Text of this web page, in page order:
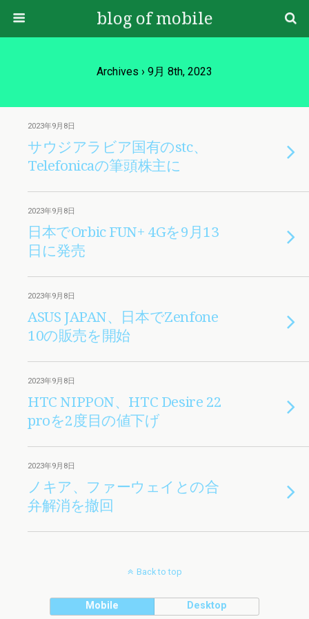
blog of mobile
Archives › 9月 8th, 2023
2023年9月8日
サウジアラビア国有のstc、
Telefonicaの筆頭株主に
2023年9月8日
日本でOrbic FUN+ 4Gを9月13
日に発売
2023年9月8日
ASUS JAPAN、日本でZenfone
10の販売を開始
2023年9月8日
HTC NIPPON、HTC Desire 22
proを2度目の値下げ
2023年9月8日
ノキア、ファーウェイとの合
弁解消を撤回
Back to top
Mobile Desktop